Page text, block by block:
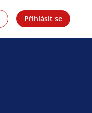
Přihlásit se